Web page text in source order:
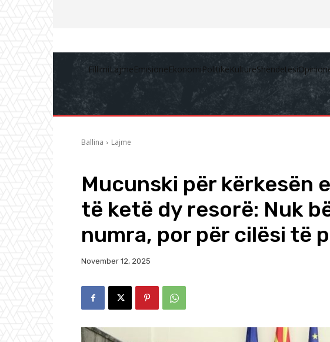
FillimiLajmeEmisioneEkonomiPolitikëKulturëShëndetësi
Ballina Lajme
Mucunski për kërkesën
të ketë dy resorë: Nuk
numra, por për cilësi të
November 12, 2025